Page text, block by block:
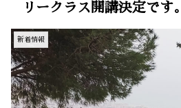
リークラス開講決定です。
新着情報